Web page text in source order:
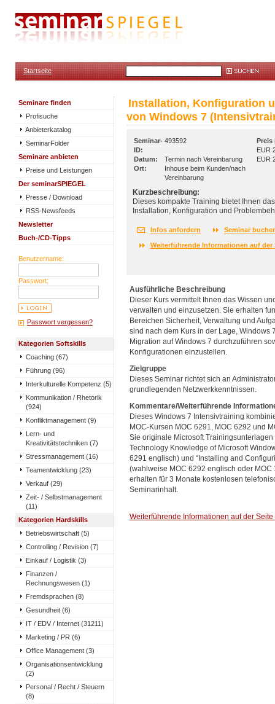
Startseite
Seminare finden
Profisuche
Anbieterkatalog
SeminarFolder
Seminare anbieten
Preise und Leistungen
Der seminarSPIEGEL
Presse / Download
RSS-Newsfeeds
Newsletter
Buch-/CD-Tipps
Benutzername:
Passwort:
Passwort vergessen?
Kategorien Softskills
Coaching (67)
Führung (96)
Interkulturelle Kompetenz (5)
Kommunikation / Rhetorik
(924)
Konfliktmanagement (9)
Lern- und
Kreativitätstechniken (7)
Stressmanagement (16)
Teamentwicklung (23)
Verkauf (29)
Zeit- / Selbstmanagement
(11)
Kategorien Hardskills
Betriebswirtschaft (5)
Controlling / Revision (7)
Einkauf / Logistik (3)
Finanzen /
Rechnungswesen (1)
Fremdsprachen (8)
Gesundheit (6)
IT / EDV / Internet (31211)
Marketing / PR (6)
Office Management (3)
Organisationsentwicklung
(2)
Personal / Recht / Steuern
(8)
Installation, Konfiguration
von Windows 7
Seminar-
ID:
493592
Datum:
Termin nach Vereinbarung
Ort:
Inhouse beim Kunden/nach
Vereinbarung
Preis
EUR
EUR
Kurzbeschreibung:
Dieses kompakte Training bietet Ihnen
Installation, Konfiguration und
Infos anfordern Seminar
Weiterführende Informationen auf der
Ausführliche Beschreibung
Dieser Kurs vermittelt Ihnen das Wissen
verwalten und einzusetzen. Sie erhalten
Bereichen Sicherheit, Verwaltung und
sind nach dem Kurs in der Lage, Windows
Migration auf Windows 7 durchzuführen
Konfigurationen einzustellen.
Zielgruppe
Dieses Seminar richtet sich an
grundlegenden Netzwerkkenntnissen.
Kommentare/Weiterführende
Dieses Windows 7 Intensivtraining
MOC-Kursen MOC 6291, MOC 6292 und
Sie originale Microsoft Trainingsunterlagen
Technology Knowledge of Microsoft
6291 englisch) und “Installing and
(wahlweise MOC 6292 englisch oder MOC
erhalten für 3 Monate kostenlosen
Seminarinhalt.
Weiterführende Informationen auf der Seite